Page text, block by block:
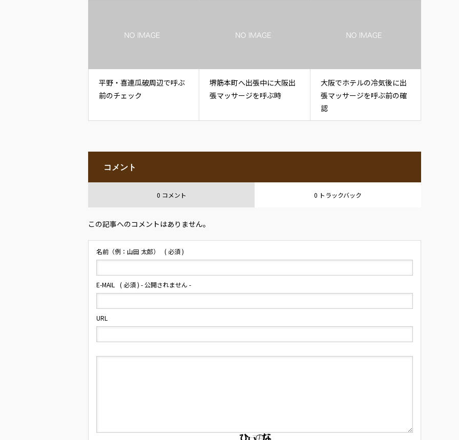
平野・喜連瓜破周辺で呼ぶ
前のチェック
堺筋本町へ出張中に大阪出
張マッサージを呼ぶ時
大阪でホテルの冷気後に出
張マッサージを呼ぶ前の確
認
コメント
0 コメント 0 トラックバック
この記事へのコメントはありません。
名前（例：山田 太郎） ( 必須 )
E-MAIL ( 必須 ) - 公開されません -
URL